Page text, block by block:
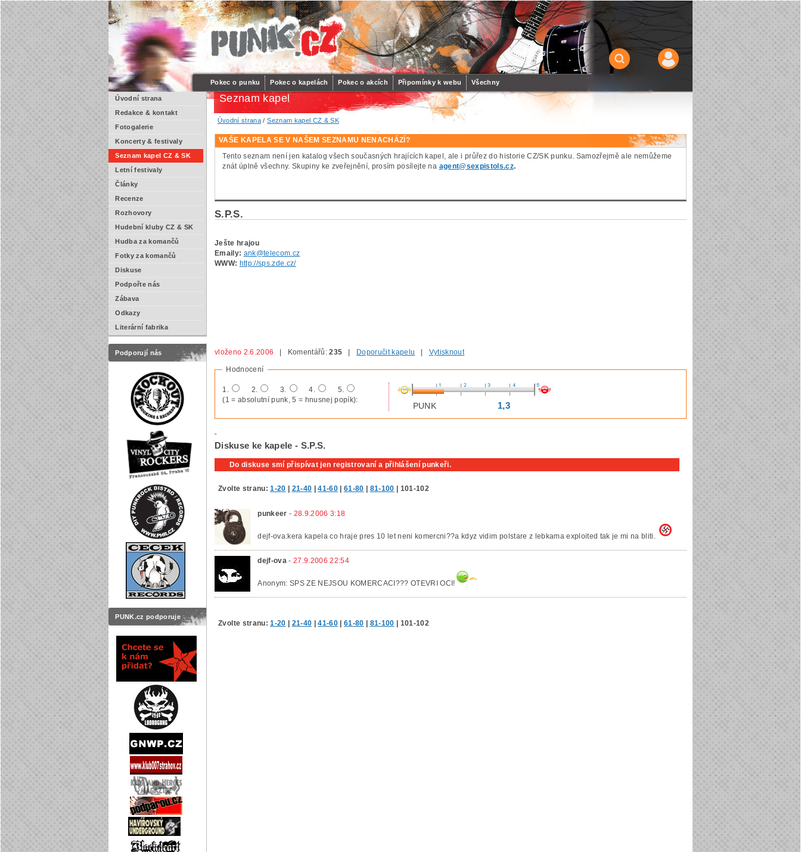
Pokec o punku Pokec o kapelách Pokec o akcích Připomínky k webu Všechny
Úvodní strana
Redakce & kontakt
Fotogalerie
Koncerty & festivaly
Seznam kapel CZ & SK
Letní festivaly
Články
Recenze
Rozhovory
Hudební kluby CZ & SK
Hudba za komančů
Fotky za komančů
Diskuse
Podpořte nás
Zábava
Odkazy
Literární fabrika
Podporují nás
PUNK.cz podporuje
Seznam kapel
Úvodní strana /Seznam kapel CZ & SK
VAŠE KAPELA SE V NAŠEM SEZNAMU NENACHÁZÍ?
Tento seznam není jen katalog všech současných hrajících kapel, ale i průřez do historie CZ/SK punku. Samozřejmě ale nemůžeme
znát úplně všechny. Skupiny ke zveřejnění, prosím posílejte na agent@sexpistols.cz.
S.P.S.
Ješte hrajou
Emaily: ank@telecom.cz
WWW: http://sps.zde.cz/
vloženo 2.6.2006 | Komentářů:235 Doporučit kapelu Vytisknout
Hodnocení
1. 2. 3. 4.
5.
(1 = absolutní punk, 5 = hnusnej popík):
PUNK 1,3
Diskuse ke kapele - S.P.S.
Do diskuse smí přispívat jen registrovaní a přihlášení punkeři.
Zvolte stranu:1-20 21-40 |41-60| 61-80 81-100 101-102
punkeer - 28.9.2006 3:18
dejf-ova:kera kapela co hraje pres 10 let neni komercni??a kdyz vidim polstare z lebkama exploited tak je mi na bliti.
dejf-ova -27.9.2006 22:54
Anonym: SPS ZE NEJSOU KOMERCACI??? OTEVRI OCI!
Zvolte stranu:1-20 21-40 |41-60| 61-80 81-100 101-102